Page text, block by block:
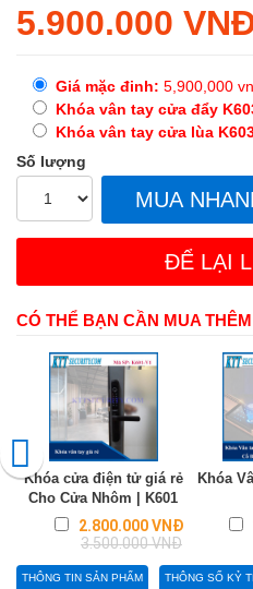
Regular
price
5.900.000
Giá mặc đinh: 5,900,000
Khóa vân tay cửa đẩy
Khóa vân tay cửa lùa
Số lượng
MUA
ĐỂ LẠI
CÓ THỂ BẠN CẦN MUA THÊM
Khóa cửa điện tử giá rẻ
Cho Cửa Nhôm | K601
2.800.000 VNĐ Regular
3.500.000 VNĐ
Khóa
THÔNG TIN SẢN PHẨM THÔNG SỐ KỶ